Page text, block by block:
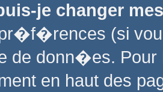
je changer
pr�f�rences (si
de donn�es.
en haut des